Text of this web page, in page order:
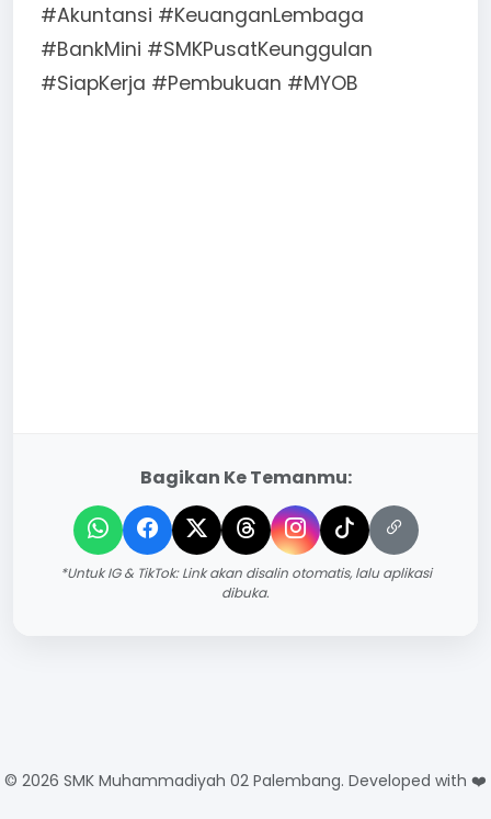
#Akuntansi #KeuanganLembaga
#BankMini #SMKPusatKeunggulan
#SiapKerja #Pembukuan #MYOB
Bagikan Ke Temanmu:
*Untuk IG & TikTok: Link akan disalin otomatis, lalu aplikasi
dibuka.
© 2026 SMK Muhammadiyah 02 Palembang. Developed with ❤️